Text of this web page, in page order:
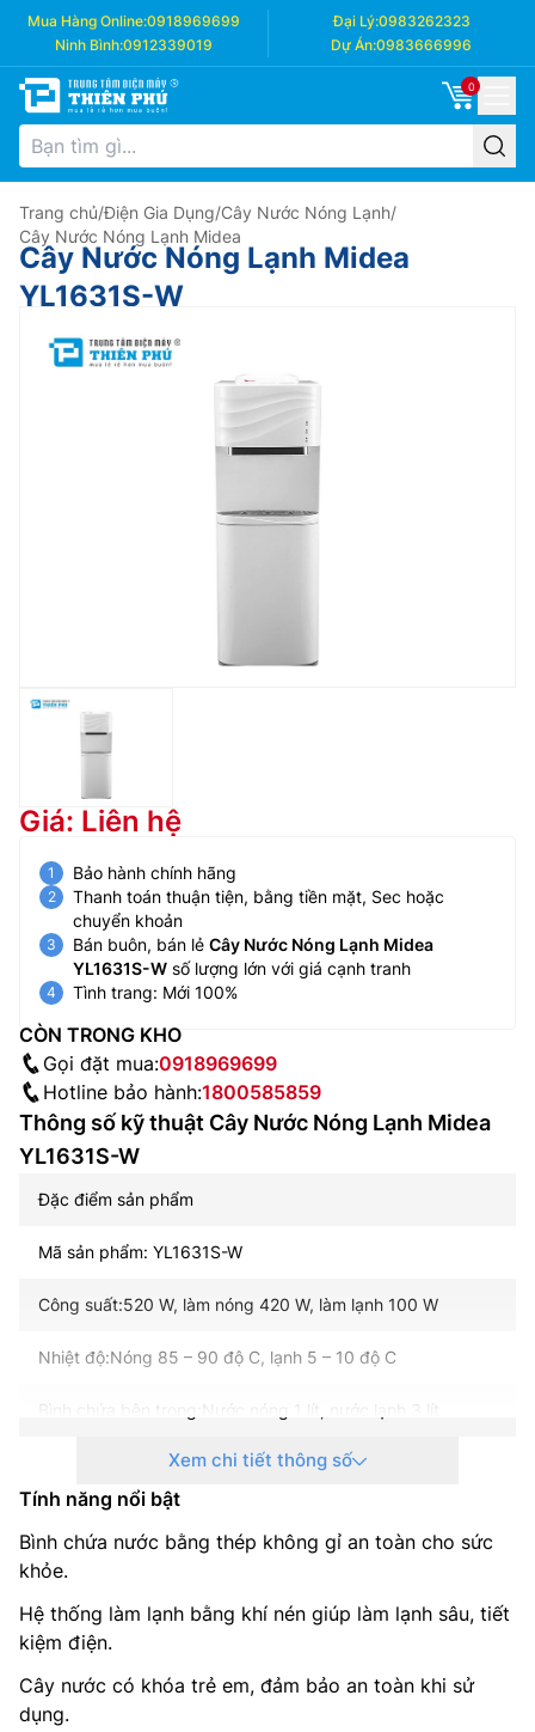
Mua Hàng Online:0918969699 Đại Lý:0983262323
Ninh Bình:0912339019 Dự Án:0983666996
0
Trang chủ/Điện Gia Dụng/Cây Nước Nóng Lạnh/
Cây Nước Nóng Lạnh Midea
Cây Nước Nóng Lạnh Midea
YL1631S-W
Giá: Liên hệ
Bảo hành chính hãng
Thanh toán thuận tiện, bằng tiền mặt, Sec hoặc
chuyển khoản
Bán buôn, bán lẻ Cây Nước Nóng Lạnh Midea
YL1631S-W số lượng lớn với giá cạnh tranh
Tình trang: Mới 100%
CÒN TRONG KHO
Gọi đặt mua:0918969699
Hotline bảo hành:1800585859
Thông số kỹ thuật Cây Nước Nóng Lạnh Midea
YL1631S-W
Đặc điểm sản phẩm
Mã sản phẩm: YL1631S-W
Công suất:520 W, làm nóng 420 W, làm lạnh 100 W
Nhiệt độ:Nóng 85 – 90 độ C, lạnh 5 – 10 độ C
Bình chứa bên trong:Nước nóng 1 lít, nước lạnh 3 lít
Chất liệu bình chứa:Inox 304
Hệ thống làm lạnh:Làm lạnh sâu, tiết kiệm điện, độ bền
cao bằng khí nén
Chế độ an toàn:Tự ngắt điện khi quá tải, Tự ngắt điện khi
Kích thước:Ngang 35.8 cm – Sâu 36.8 cm – Cao 105 cm
Xem chi tiết thông số
Tính năng nổi bật
Bình chứa nước bằng thép không gỉ an toàn cho sức
khỏe.
Hệ thống làm lạnh bằng khí nén giúp làm lạnh sâu, tiết
kiệm điện.
Cây nước có khóa trẻ em, đảm bảo an toàn khi sử
dụng.